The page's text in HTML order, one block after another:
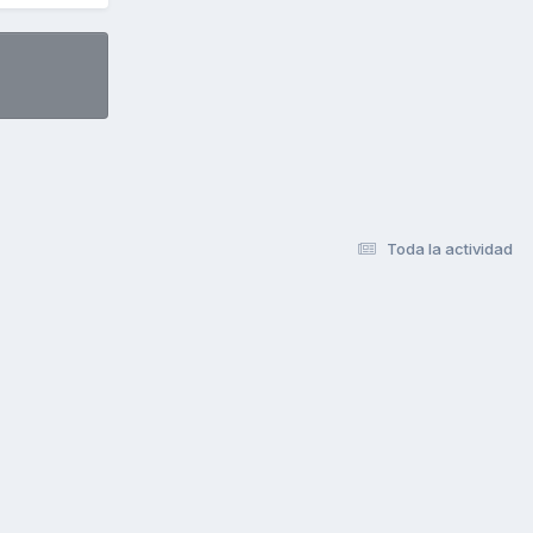
Toda la actividad